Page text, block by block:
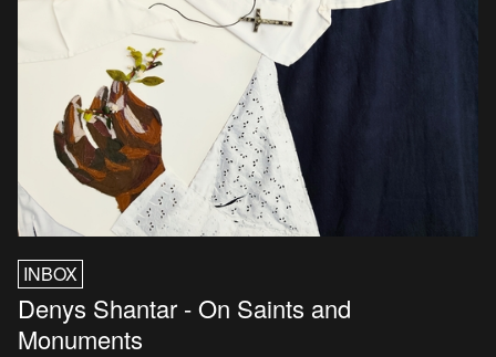
INBOX
Denys Shantar - On Saints and
Monuments